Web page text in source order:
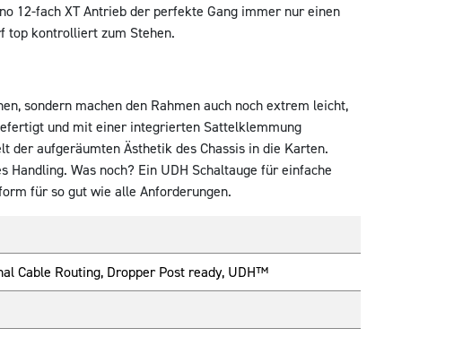
12-fach XT Antrieb der perfekte Gang immer nur einen
top kontrolliert zum Stehen.
sondern machen den Rahmen auch noch extrem leicht,
und mit einer integrierten Sattelklemmung
der aufgeräumten Ästhetik des Chassis in die Karten.
Was noch? Ein UDH Schaltauge für einfache
für so gut wie alle Anforderungen.
Cable Routing, Dropper Post ready, UDH™